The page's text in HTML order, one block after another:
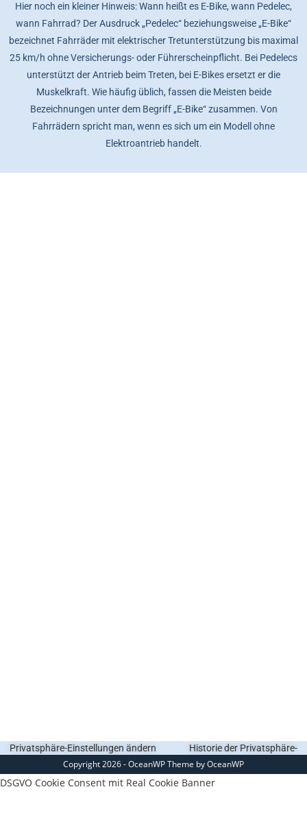
Hier noch ein kleiner Hinweis: Wann heißt es E-Bike, wann Pedelec,
wann Fahrrad? Der Ausdruck „Pedelec“ beziehungsweise „E-Bike“
bezeichnet Fahrräder mit elektrischer Tretunterstützung bis maximal
25 km/h ohne Versicherungs- oder Führerscheinpflicht. Bei Pedelecs
unterstützt der Antrieb beim Treten, bei E-Bikes ersetzt er die
Muskelkraft. Wie häufig üblich, fassen die Meisten beide
Bezeichnungen unter dem Begriff „E-Bike“ zusammen. Von
Fahrrädern spricht man, wenn es sich um ein Modell ohne
Elektroantrieb handelt.
Privatsphäre-Einstellungen ändern
Historie der Privatsphäre-
Einstellungen
Einwilligungen widerrufen
Copyright 2026 - OceanWP Theme by OceanWP
DSGVO Cookie Consent mit Real Cookie Banner